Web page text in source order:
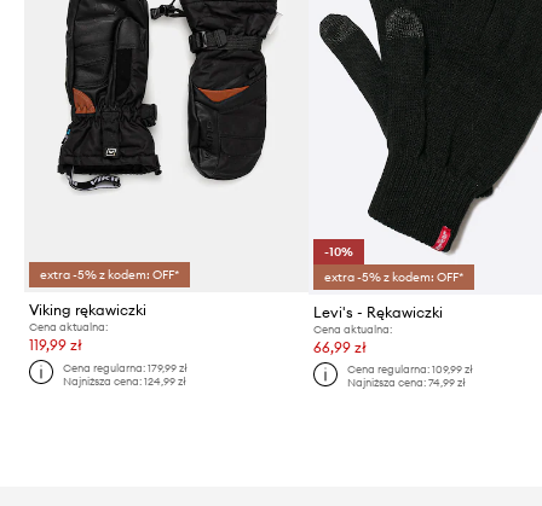
extra -5% z kodem: OFF*
Viking rękawiczki
Cena aktualna:
119,99 zł
Cena regularna:179,99 zł
Najniższa cena:124,99 zł
-10%
extra -5% z kodem: OFF*
Levi's - Rękawiczki
Cena aktualna:
66,99 zł
Cena regularna: 109,99 zł
Najniższa cena: 74,99 zł